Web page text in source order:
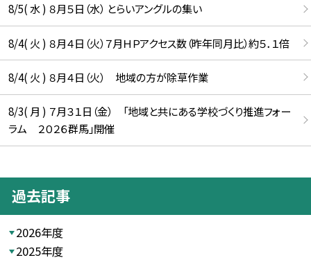
8/5( 水 ) ８月５日（水） とらいアングルの集い
8/4( 火 ) ８月４日（火）７月ＨＰアクセス数（昨年同月比）約５．１倍
8/4( 火 ) ８月４日（火） 地域の方が除草作業
8/3( 月 ) ７月３１日（金） 「地域と共にある学校づくり推進フォー
ラム ２０２６群馬」開催
過去記事
2026年度
2025年度